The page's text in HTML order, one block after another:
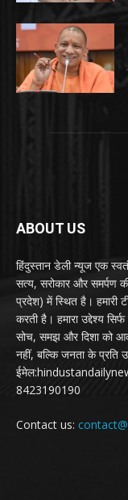
ABOUT US
हिंदुस्तान डेली न्यूज एक
सत्य, सरोकार और समर्पण
प्रदेश) में स्थित है। हमारी
करती है। हमारा उद्देश्य
सोच, समझ और दिशा को
नहीं, बल्कि जनता के प्रति
8423190190
Contact us: